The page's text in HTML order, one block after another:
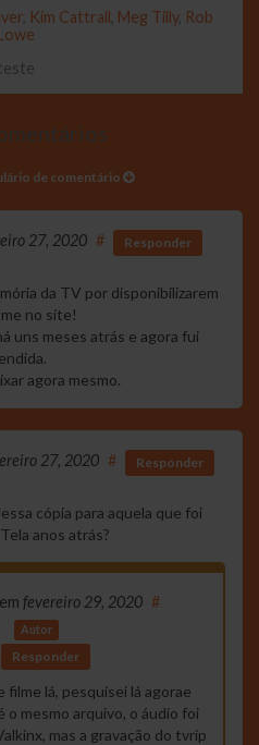
, Kim Cattrall Meg Tilly, Rob
de comentário
27, 2020 # Responder
da TV por disponibilizarem
no site!
uns meses atrás e agora fui
agora mesmo.
27, 2020 # Responder
cópia para aquela que foi
anos atrás?
em fevereiro 29, 2020
Autor
#
Responder
filme lá, pesquisei lá agorae
o mesmo arquivo, o áudio foi
mas a gravação do tvrip